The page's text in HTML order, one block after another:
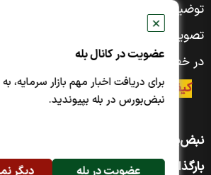
✕
عضویت در کانال بله
برای دریافت اخبار مهم بازار سرمایه، به
نبض‌بورس در بله بپیوندید.
عضویت در بله دیگر
توضیحات:
تصویب
در خصوص تقسیم سود
کیفیت فیلم برعهده‌ی شرکت و سامانه‌ی
نبض‌بورس مجموعه‌ی جامعی از فیلم
بارگذاری کرده است. جهت مشاهده